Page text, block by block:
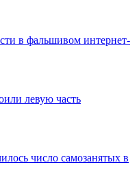
в фальшивом интернет-
левую часть
число самозанятых в